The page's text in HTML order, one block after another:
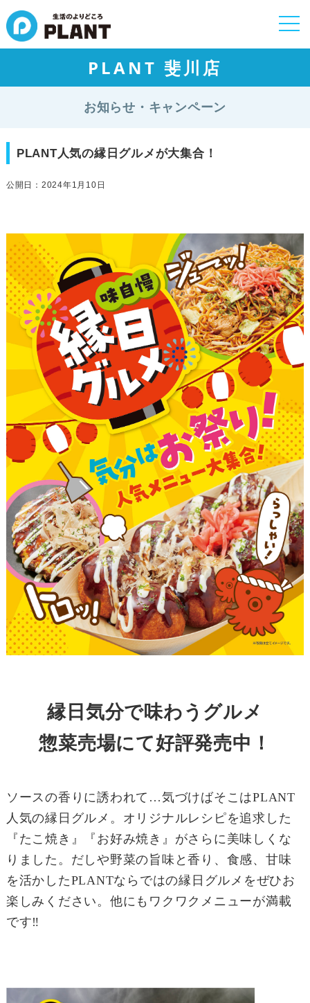
PLANT 斐川店
お知らせ・キャンペーン
PLANT人気の縁日グルメが大集合！
公開日：2024年1月10日
縁日気分で味わうグルメ
惣菜売場にて好評発売中！
ソースの香りに誘われて…気づけばそこはPLANT
人気の縁日グルメ。オリジナルレシピを追求した
『たこ焼き』『お好み焼き』がさらに美味しくな
りました。だしや野菜の旨味と香り、食感、甘味
を活かしたPLANTならではの縁日グルメをぜひお
楽しみください。他にもワクワクメニューが満載
です‼